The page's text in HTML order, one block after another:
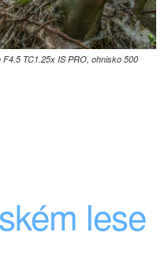
TC1.25x IS PRO, ohnisko 500
lese